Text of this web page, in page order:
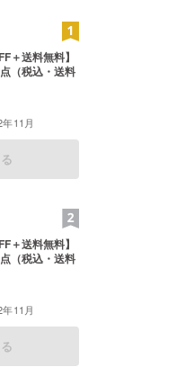
＋送料無料】
（税込・送料
11月
＋送料無料】
（税込・送料
11月